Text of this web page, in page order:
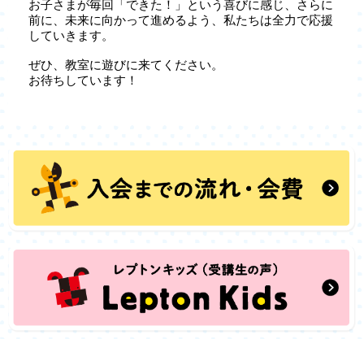
お子さまが毎回「できた！」という喜びに感じ、さらに
前に、未来に向かって進めるよう、私たちは全力で応援
していきます。
ぜひ、教室に遊びに来てください。
お待ちしています！